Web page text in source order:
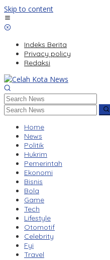
Skip to content
Indeks Berita
Privacy policy
Redaksi
Home
News
Politik
Hukrim
Pemerintah
Ekonomi
Bisnis
Bola
Game
Tech
Lifestyle
Otomotif
Celebrity
Fyi
Travel